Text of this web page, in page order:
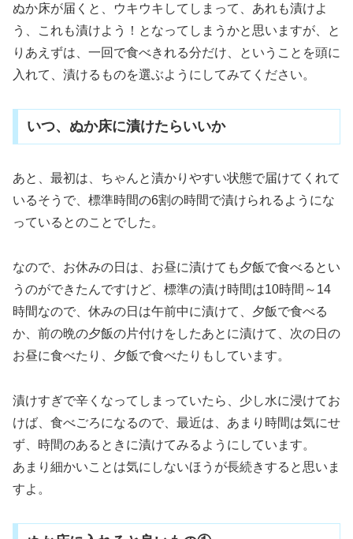
ぬか床が届くと、ウキウキしてしまって、あれも漬けよ
う、これも漬けよう！となってしまうかと思いますが、と
りあえずは、一回で食べきれる分だけ、ということを頭に
入れて、漬けるものを選ぶようにしてみてください。
いつ、ぬか床に漬けたらいいか
あと、最初は、ちゃんと漬かりやすい状態で届けてくれて
いるそうで、標準時間の6割の時間で漬けられるようにな
っているとのことでした。
なので、お休みの日は、お昼に漬けても夕飯で食べるとい
うのができたんですけど、標準の漬け時間は10時間～14
時間なので、休みの日は午前中に漬けて、夕飯で食べる
か、前の晩の夕飯の片付けをしたあとに漬けて、次の日の
お昼に食べたり、夕飯で食べたりもしています。
漬けすぎで辛くなってしまっていたら、少し水に浸けてお
けば、食べごろになるので、最近は、あまり時間は気にせ
ず、時間のあるときに漬けてみるようにしています。
あまり細かいことは気にしないほうが長続きすると思いま
すよ。